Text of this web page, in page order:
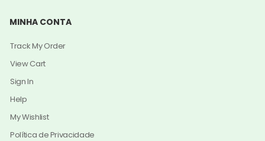
MINHA CONTA
Track My Order
View Cart
Sign In
Help
My Wishlist
Política de Privacidade